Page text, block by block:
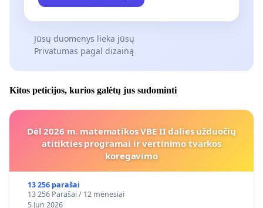
Jūsų duomenys lieka jūsų
Privatumas pagal dizainą
Kitos peticijos, kurios galėtų jus sudominti
Dėl 2026 m. matematikos VBE II dalies užduočių
atitikties programai ir vertinimo tvarkos
koregavimo
13 256 parašai
13 256 Parašai / 12 mėnesiai
5 Jun 2026